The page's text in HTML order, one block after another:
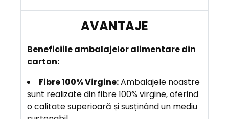
J
Beneficiileambalajelor alimentare din
carton:
Fibre 100% Virgine:Ambalajele noastre
sunt realizate din fibre 100% virgine, oferind
o calitate superioară și susținând un mediu